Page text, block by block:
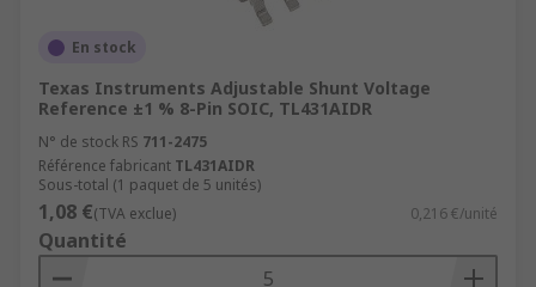
En stock
Texas Instruments Adjustable Shunt Voltage
Reference ±1 % 8-Pin SOIC, TL431AIDR
N° de stock RS 711-2475
Référence fabricant TL431AIDR
Sous-total (1 paquet de 5 unités)
1,08 €(TVA exclue) 0,216 €/unité
Quantité